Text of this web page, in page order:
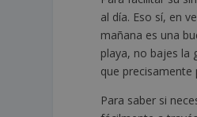
al día. Eso sí, en
mañana es una
playa, no bajes la
que
Para saber si